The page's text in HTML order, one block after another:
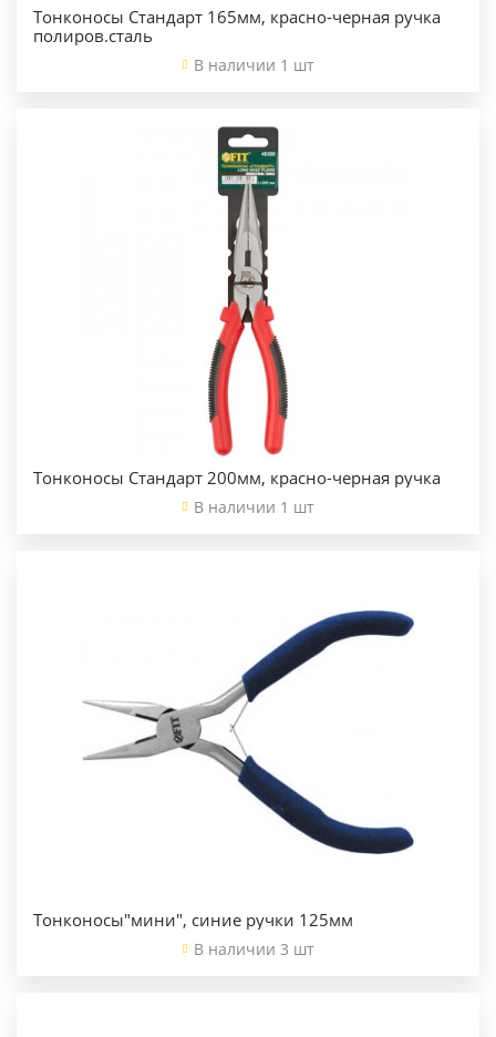
Тонконосы Стандарт 165мм, красно-черная ручка
полиров.сталь
В наличии 1 шт
Тонконосы Стандарт 200мм, красно-черная ручка
В наличии 1 шт
Тонконосы"мини", синие ручки 125мм
В наличии 3 шт